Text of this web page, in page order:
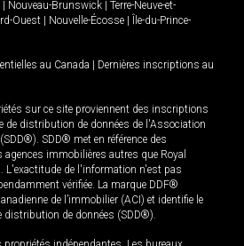
Nouveau-Brunswick
Terre-Neuve-et-
Ouest Nouvelle-Écosse
Île-du-Prince-
au Canada
Dernières inscriptions au
sur ce site proviennent des inscriptions
de distribution de données de l'Association
SDD® met en référence des
immobilières autres que Royal
L'exactitude de l'information n'est pas
vérifiée. La marque DDF®
de l’immobilier (ACI) et identifie le
distribution de données (SDD®).